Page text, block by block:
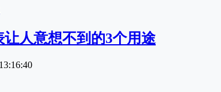
让人意想不到的3个用途